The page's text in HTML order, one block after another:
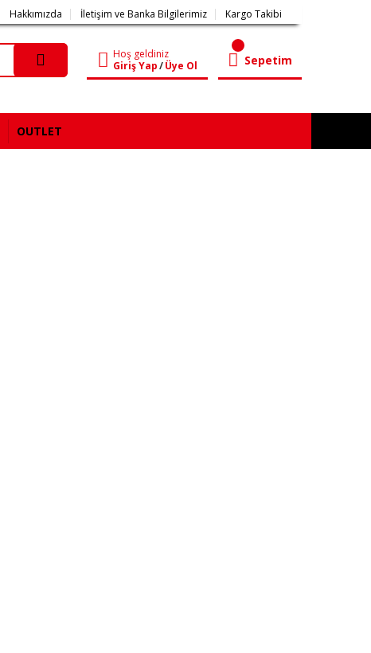
Hakkımızda İletişim ve Banka Bilgilerimiz Kargo Takibi
Hoş geldiniz
Giriş Yap/Üye Ol Sepetim
OUTLET